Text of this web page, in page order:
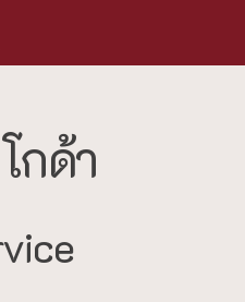
กด้า